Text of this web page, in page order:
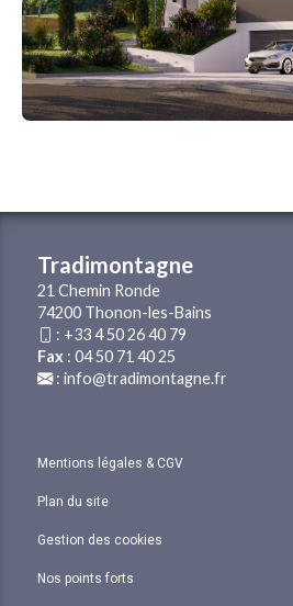
Tradimontagne
21 Chemin Ronde
74200 Thonon-les-Bains
: +33 4 50 26 40 79
Fax : 04 50 71 40 25
: info@tradimontagne.fr
Mentions légales & CGV
Plan du site
Gestion des cookies
Nos points forts